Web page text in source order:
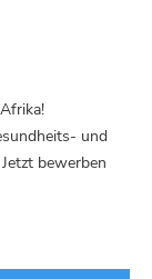
und
bewerben